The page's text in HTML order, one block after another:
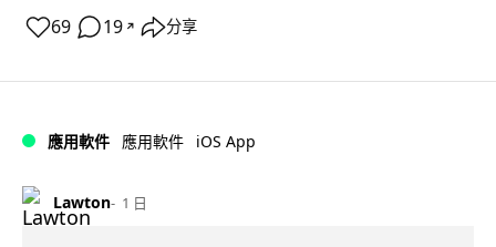
69 19 ↗ 分享
應用軟件 應用軟件 iOS App
Lawton 1 日